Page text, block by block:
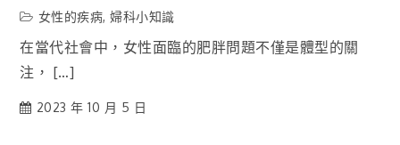
女性的疾病,婦科小知識
在當代社會中，女性面臨的肥胖問題不僅是體型的關
注， […]
2023 年 10 月 5 日